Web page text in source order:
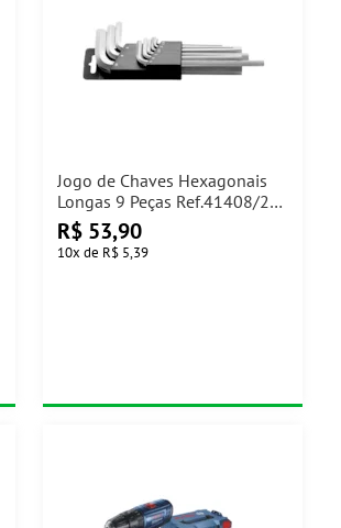
Jogo de Chaves Hexagonais
Longas 9 Peças Ref.41408/209
Tramontina
R$ 53,90
10x de R$ 5,39